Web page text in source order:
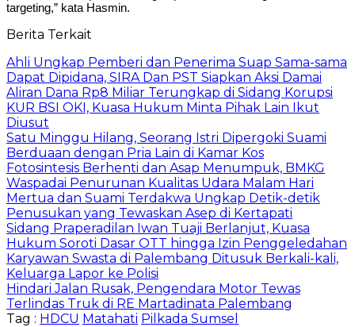
targeting,” kata Hasmin.
Berita Terkait
Ahli Ungkap Pemberi dan Penerima Suap Sama-sama
Dapat Dipidana, SIRA Dan PST Siapkan Aksi Damai
Aliran Dana Rp8 Miliar Terungkap di Sidang Korupsi
KUR BSI OKI, Kuasa Hukum Minta Pihak Lain Ikut
Diusut
Satu Minggu Hilang, Seorang Istri Dipergoki Suami
Berduaan dengan Pria Lain di Kamar Kos
Fotosintesis Berhenti dan Asap Menumpuk, BMKG
Waspadai Penurunan Kualitas Udara Malam Hari
Mertua dan Suami Terdakwa Ungkap Detik-detik
Penusukan yang Tewaskan Asep di Kertapati
Sidang Praperadilan Iwan Tuaji Berlanjut, Kuasa
Hukum Soroti Dasar OTT hingga Izin Penggeledahan
Karyawan Swasta di Palembang Ditusuk Berkali-kali,
Keluarga Lapor ke Polisi
Hindari Jalan Rusak, Pengendara Motor Tewas
Terlindas Truk di RE Martadinata Palembang
Tag : HDCU Matahati Pilkada Sumsel